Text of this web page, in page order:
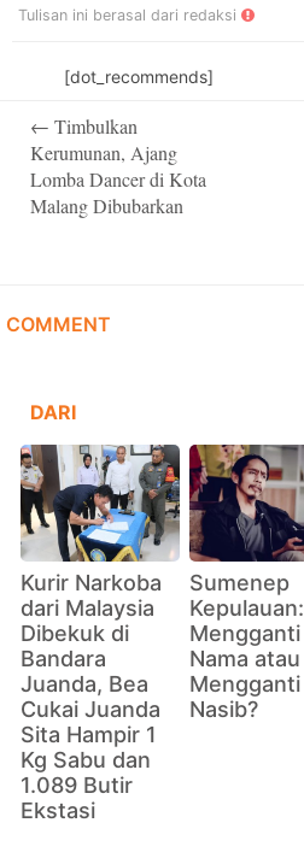
Tulisan ini berasal dari redaksi
[dot_recommends]
navigation
← Timbulkan
Kerumunan, Ajang
Lomba Dancer di Kota
Malang Dibubarkan
COMMENT
DARI
Kurir Narkoba
dari Malaysia
Dibekuk di
Bandara
Juanda, Bea
Cukai Juanda
Sita Hampir 1
Kg Sabu dan
1.089 Butir
Ekstasi
Sumenep
Kepulauan:
Mengganti
Nama atau
Mengganti
Nasib?